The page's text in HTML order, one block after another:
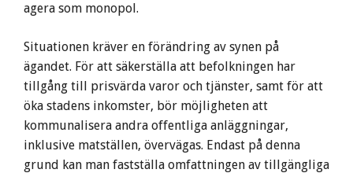
agera som monopol.
Situationen kräver en förändring av synen på
ägandet. För att säkerställa att befolkningen har
tillgång till prisvärda varor och tjänster, samt för att
öka stadens inkomster, bör möjligheten att
kommunalisera andra offentliga anläggningar,
inklusive matställen, övervägas. Endast på denna
grund kan man fastställa omfattningen av tillgängliga